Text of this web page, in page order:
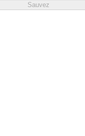
Sauvez